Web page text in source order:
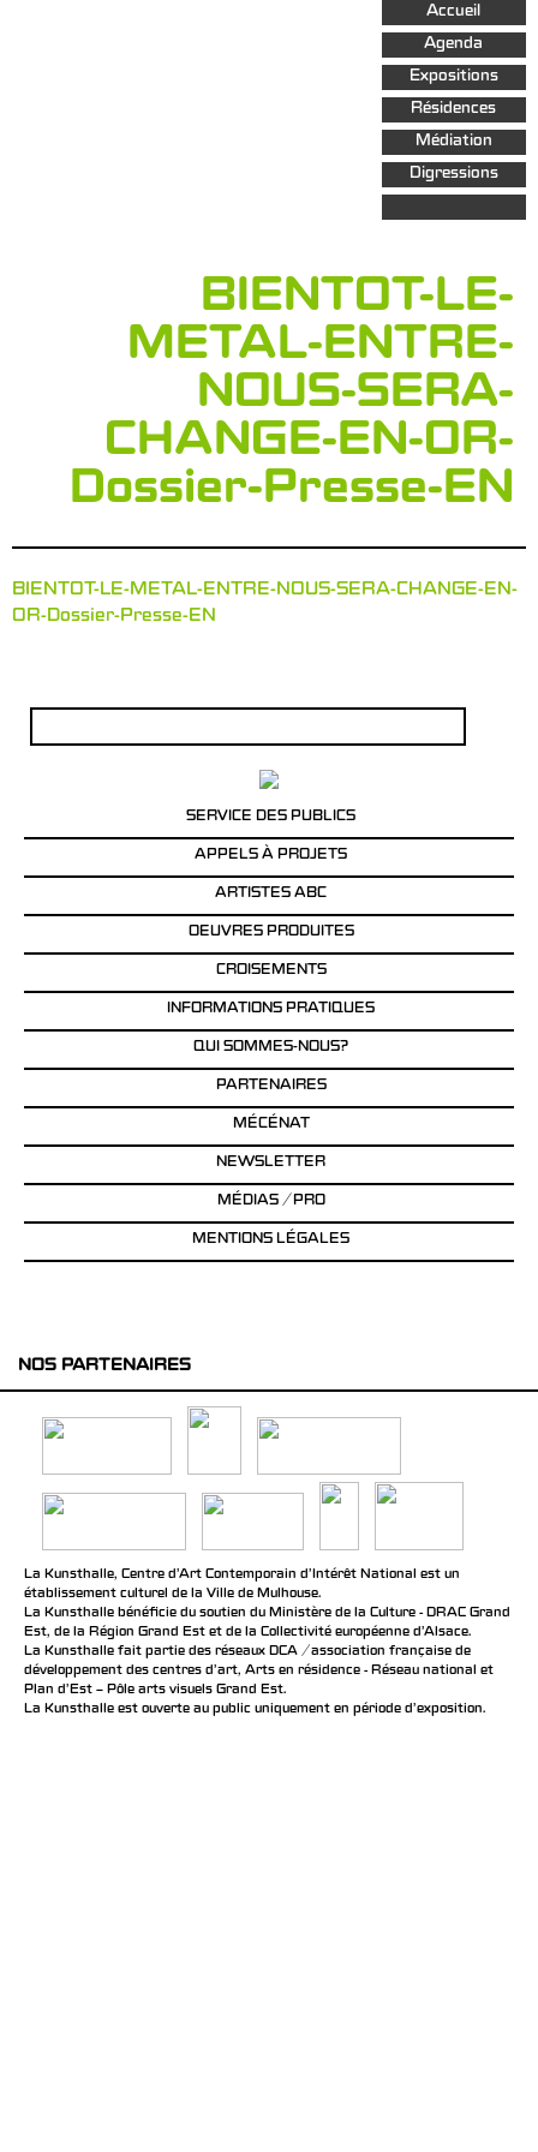
Aller au
contenu
principal
Accueil
Agenda
Expositions
Résidences
Médiation
Digressions
BIENTOT-LE-
METAL-ENTRE-
NOUS-SERA-
CHANGE-EN-OR-
Dossier-Presse-EN
BIENTOT-LE-METAL-ENTRE-NOUS-SERA-CHANGE-EN-
OR-Dossier-Presse-EN
SERVICE DES PUBLICS
APPELS À PROJETS
ARTISTES ABC
OEUVRES PRODUITES
CROISEMENTS
INFORMATIONS PRATIQUES
QUI SOMMES-NOUS?
PARTENAIRES
MÉCÉNAT
NEWSLETTER
MÉDIAS / PRO
MENTIONS LÉGALES
NOS PARTENAIRES
La Kunsthalle, Centre d’Art Contemporain d’Intérêt National est un
établissement culturel de la Ville de Mulhouse.
La Kunsthalle bénéficie du soutien du Ministère de la Culture - DRAC Grand
Est, de la Région Grand Est et de la Collectivité européenne d’Alsace.
La Kunsthalle fait partie des réseaux DCA / association française de
développement des centres d'art, Arts en résidence - Réseau national et
Plan d’Est – Pôle arts visuels Grand Est.
La Kunsthalle est ouverte au public uniquement en période d'exposition.